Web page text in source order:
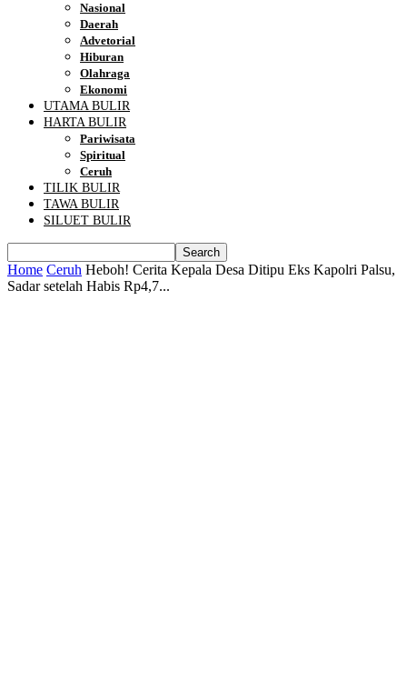
Nasional
Daerah
Advetorial
Hiburan
Olahraga
Ekonomi
UTAMA BULIR
HARTA BULIR
Pariwisata
Spiritual
Ceruh
TILIK BULIR
TAWA BULIR
SILUET BULIR
Home Ceruh Heboh! Cerita Kepala Desa Ditipu Eks Kapolri Palsu,
Sadar setelah Habis Rp4,7...